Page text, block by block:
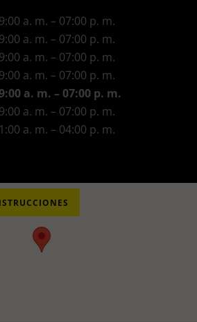
a. m. – 07:00 p. m.
a. m. – 07:00 p. m.
a. m. – 07:00 p. m.
a. m. – 07:00 p. m.
a. m. – 07:00 p. m.
a. m. – 07:00 p. m.
a. m. – 04:00 p. m.